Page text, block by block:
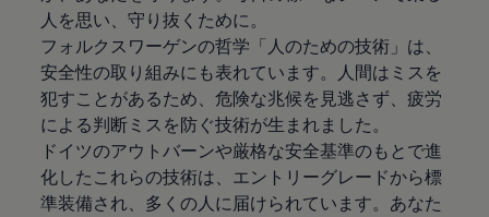
人を思い、守り抜くために。
フォルクスワーゲンの哲学「人のための技術」は、
安全性の取り組みにも表れています。人間はミスを
犯すことがあるため、危険な兆候を見逃さず、疲労
による判断ミスを防ぐ技術が生まれました。
ドイツのアウトバーンや厳格な安全基準のもとで進
化したこれらの技術は、エントリーグレードから標
準装備され、多くの人に届けられています。あなた